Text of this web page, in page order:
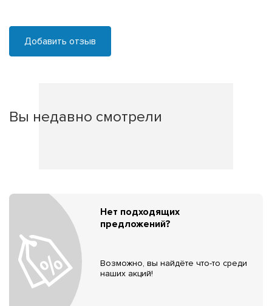
Добавить отзыв
Вы недавно смотрели
Нет подходящих
предложений?
Возможно, вы найдёте что-то среди
наших акций!